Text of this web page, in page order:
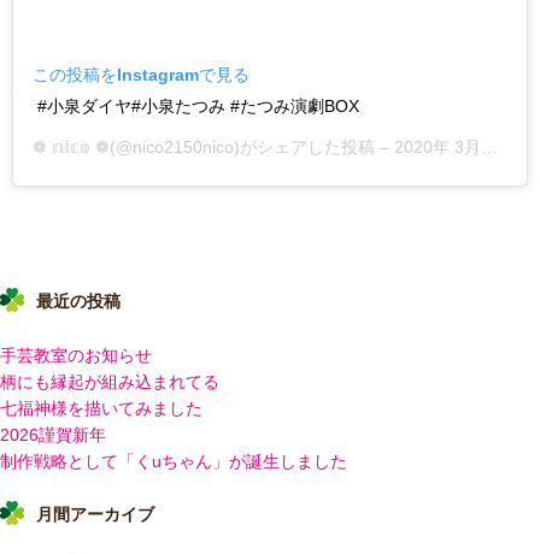
この投稿をInstagramで見る
#小泉ダイヤ#小泉たつみ #たつみ演劇BOX
❁ 𝕟𝕚𝕔𝕠 ❁(@nico2150nico)がシェアした投稿 – 2020年 3月月4日午前5時08分PST
最近の投稿
手芸教室のお知らせ
柄にも縁起が組み込まれてる
七福神様を描いてみました
2026謹賀新年
制作戦略として「くuちゃん」が誕生しました
月間アーカイブ